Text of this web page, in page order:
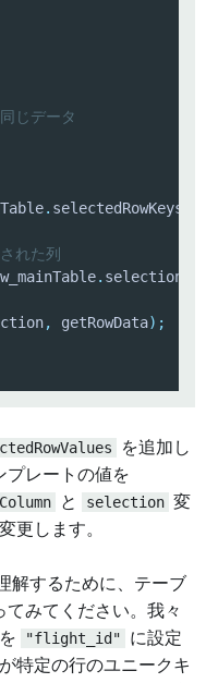
じデータ
. selectedRowKeys
れた列
w_mainTable.
, getRowData) ;
を追加し
レートの値を
と selection 変
更します。
解するために、テーブ
みてください。我々
を "flight_id"
に設定
が特定の行のユニークキ